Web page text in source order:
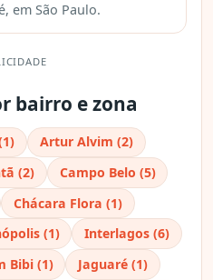
em São Paulo.
bairro e zona
Artur Alvim (2)
(2)
Campo Belo (5)
Chácara Flora (1)
(1)
Interlagos (6)
Bibi (1)
Jaguaré (1)